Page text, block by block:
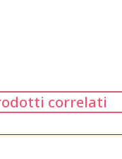
correlati